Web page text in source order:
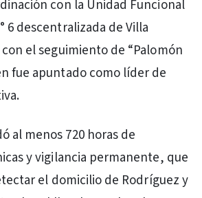
con la Unidad Funcional
6 descentralizada de Villa
el seguimiento de “Palomón
fue apuntado como líder de
al menos 720 horas de
y vigilancia permanente, que
el domicilio de Rodríguez y